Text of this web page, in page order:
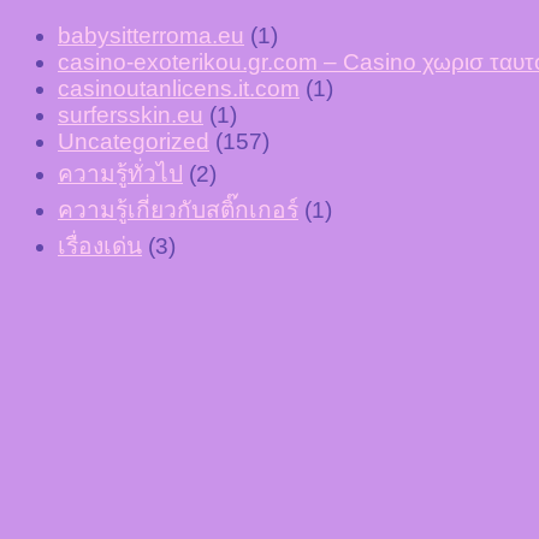
babysitterroma.eu (1)
casino-exoterikou.gr.com – Casino χωρισ
casinoutanlicens.it.com (1)
surfersskin.eu (1)
Uncategorized (157)
ความรู้ทั่วไป
(2)
ความรู้เกี่ยวกับสติ๊กเกอร์ (1)
เรื่องเด่น (3)